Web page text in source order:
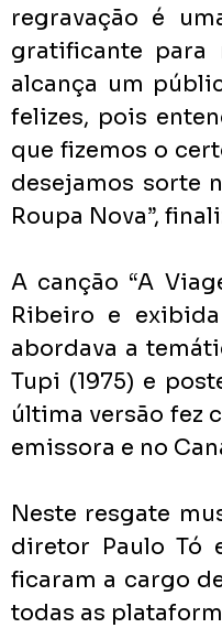
regravação é
gratificante para
alcança um
felizes, pois
que fizemos o
desejamos sorte
Roupa Nova”,
A canção “A
Ribeiro e
abordava a
Tupi (1975) e
última versão fez
emissora e no
Neste resgate
diretor Paulo Tó
ficaram a cargo
todas as